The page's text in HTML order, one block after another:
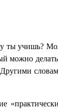
ты учишь?
можно